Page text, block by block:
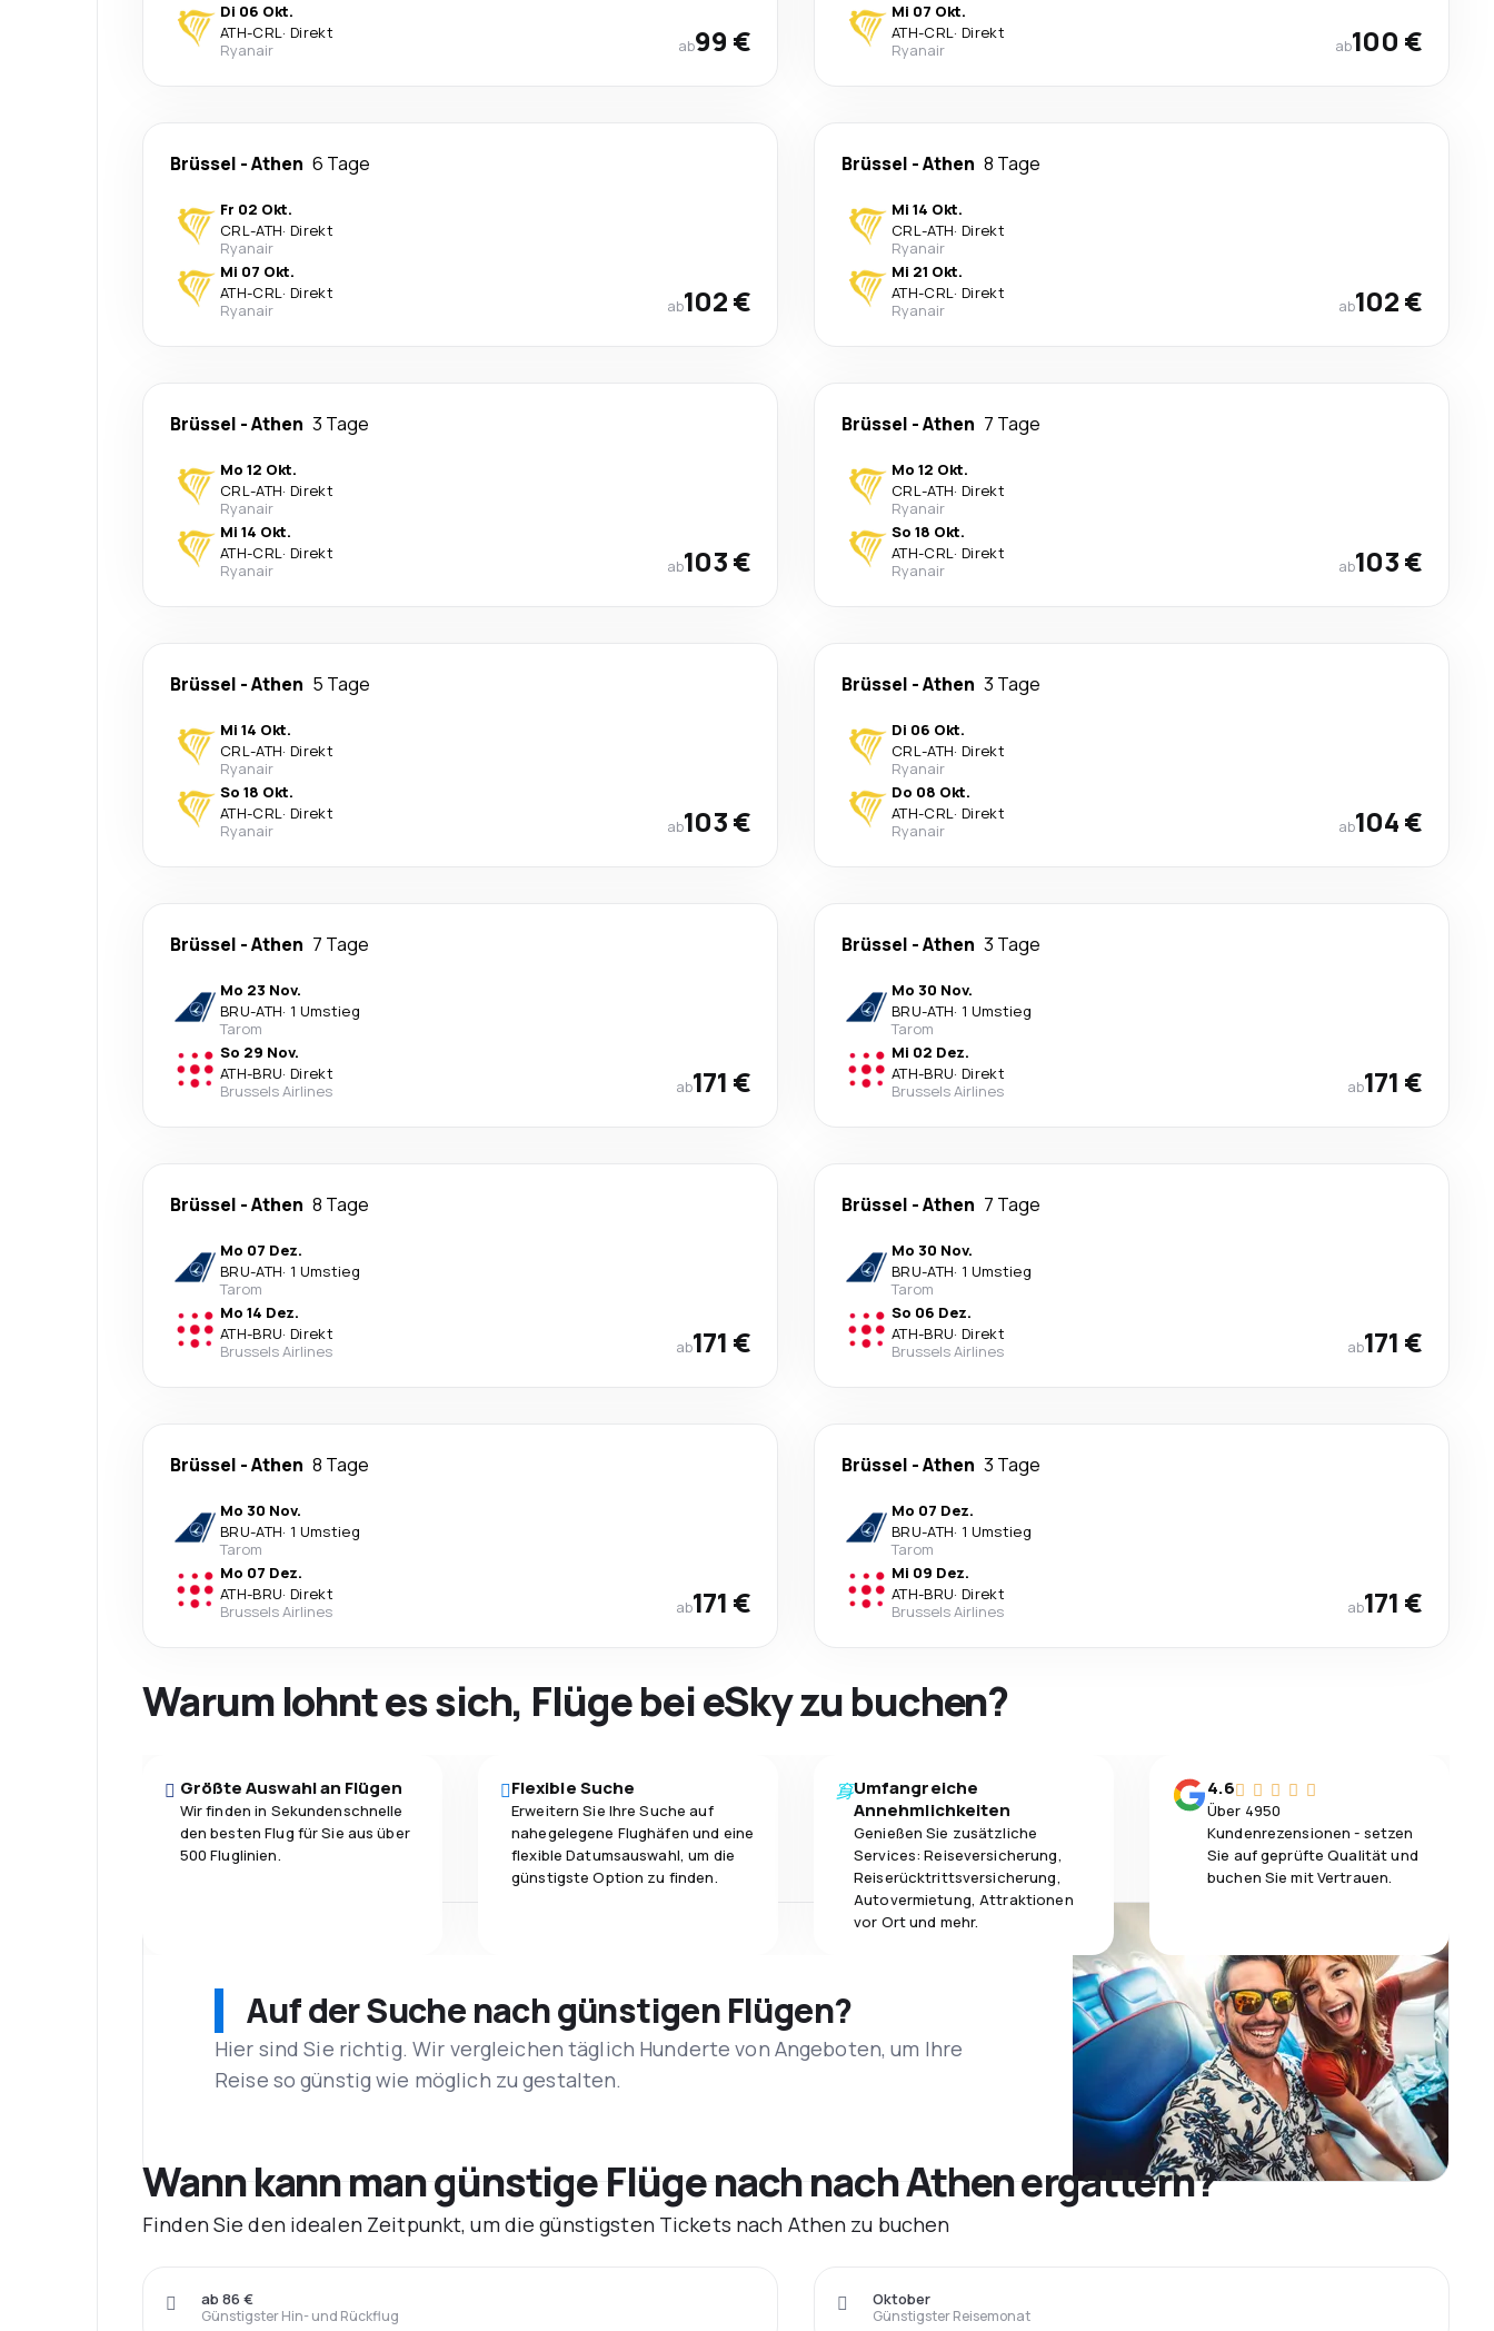
Di 06 Okt.
ATH-CRL· Direkt
Ryanair
ab99 €
Mi 07 Okt.
ATH-CRL· Direkt
Ryanair
ab100 €
Brüssel -Athen 6 Tage
Fr 02 Okt.
CRL-ATH· Direkt
Ryanair
Mi 07 Okt.
ATH-CRL· Direkt
Ryanair
ab102 €
Brüssel -Athen 8 Tage
Mi 14 Okt.
CRL-ATH· Direkt
Ryanair
Mi 21 Okt.
ATH-CRL· Direkt
Ryanair
ab102 €
Brüssel -Athen 3 Tage
Mo 12 Okt.
CRL-ATH· Direkt
Ryanair
Mi 14 Okt.
ATH-CRL· Direkt
Ryanair
ab103 €
Brüssel -Athen 7 Tage
Mo 12 Okt.
CRL-ATH· Direkt
Ryanair
So 18 Okt.
ATH-CRL· Direkt
Ryanair
ab103 €
Brüssel -Athen 5 Tage
Mi 14 Okt.
CRL-ATH· Direkt
Ryanair
So 18 Okt.
ATH-CRL· Direkt
Ryanair
ab103 €
Brüssel -Athen 3 Tage
Di 06 Okt.
CRL-ATH· Direkt
Ryanair
Do 08 Okt.
ATH-CRL· Direkt
Ryanair
ab104 €
Brüssel -Athen 7 Tage
Mo 23 Nov.
BRU-ATH· 1 Umstieg
Tarom
So 29 Nov.
ATH-BRU· Direkt
Brussels Airlines
ab171 €
Brüssel -Athen 3 Tage
Mo 30 Nov.
BRU-ATH· 1 Umstieg
Tarom
Mi 02 Dez.
ATH-BRU· Direkt
Brussels Airlines
ab171 €
Brüssel -Athen 8 Tage
Mo 07 Dez.
BRU-ATH· 1 Umstieg
Tarom
Mo 14 Dez.
ATH-BRU· Direkt
Brussels Airlines
ab171 €
Brüssel -Athen 7 Tage
Mo 30 Nov.
BRU-ATH· 1 Umstieg
Tarom
So 06 Dez.
ATH-BRU· Direkt
Brussels Airlines
ab171 €
Brüssel -Athen 8 Tage
Mo 30 Nov.
BRU-ATH· 1 Umstieg
Tarom
Mo 07 Dez.
ATH-BRU· Direkt
Brussels Airlines
ab171 €
Brüssel -Athen 3 Tage
Mo 07 Dez.
BRU-ATH· 1 Umstieg
Tarom
Mi 09 Dez.
ATH-BRU· Direkt
Brussels Airlines
ab171 €
Warum lohnt es sich, Flüge bei eSky zu buchen?
Größte Auswahl an Flügen
Wir finden in Sekundenschnelle
den besten Flug für Sie aus über
500 Fluglinien.
Flexible Suche
Erweitern Sie Ihre Suche auf
nahegelegene Flughäfen und eine
flexible Datumsauswahl, um die
günstigste Option zu finden.
Umfangreiche
Annehmlichkeiten
Genießen Sie zusätzliche
Services: Reiseversicherung,
Reiserücktrittsversicherung,
Autovermietung, Attraktionen
vor Ort und mehr.
4.6
Über 4950
Kundenrezensionen - setzen
Sie auf geprüfte Qualität und
buchen Sie mit Vertrauen.
Auf der Suche nach günstigen Flügen?
Hier sind Sie richtig. Wir vergleichen täglich Hunderte von Angeboten, um Ihre
Reise so günstig wie möglich zu gestalten.
Wann kann man günstige Flüge nach nach Athen ergattern?
Finden Sie den idealen Zeitpunkt, um die günstigsten Tickets nach Athen zu buchen
Günstigster Hin- und Rückflug
ab 86 €
Günstigster Reisemonat
Oktober